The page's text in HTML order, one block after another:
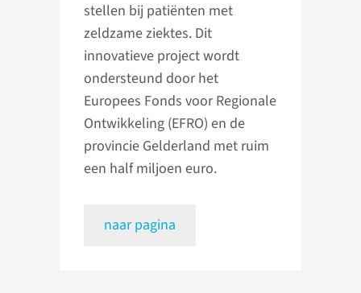
stellen bij patiënten met
zeldzame ziektes. Dit
innovatieve project wordt
ondersteund door het
Europees Fonds voor Regionale
Ontwikkeling (EFRO) en de
provincie Gelderland met ruim
een half miljoen euro.
naar pagina